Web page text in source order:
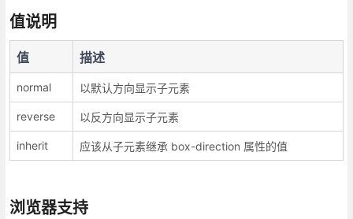
值说明
值 描述
normal 以默认方向显示子元素
reverse 以反方向显示子元素
inherit 应该从子元素继承 box-direction 属性的值
浏览器支持